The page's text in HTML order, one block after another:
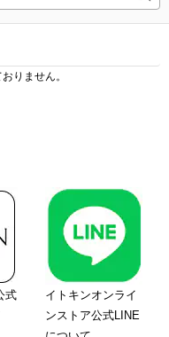
りません。
式
イトキンオンライ
ンストア公式LINE